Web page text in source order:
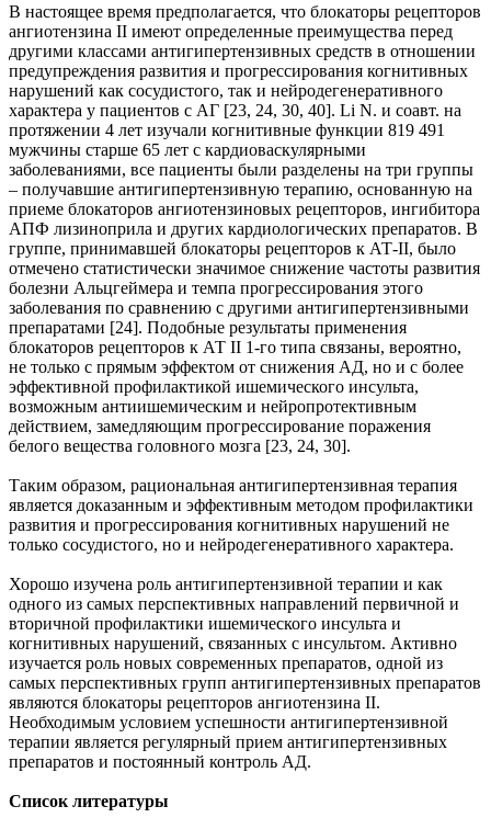
В настоящее время предполагается, что блокаторы рецепторов
ангиотензина II имеют определенные преимущества перед
другими классами антигипертензивных средств в отношении
предупреждения развития и прогрессирования когнитивных
нарушений как сосудистого, так и нейродегенеративного
характера у пациентов с АГ [23, 24, 30, 40]. Li N. и соавт. на
протяжении 4 лет изучали когнитивные функции 819 491
мужчины старше 65 лет с кардиоваскулярными
заболеваниями, все пациенты были разделены на три группы
– получавшие антигипертензивную терапию, основанную на
приеме блокаторов ангиотензиновых рецепторов, ингибитора
АПФ лизиноприла и других кардиологических препаратов. В
группе, принимавшей блокаторы рецепторов к АТ-II, было
отмечено статистически значимое снижение частоты развития
болезни Альцгеймера и темпа прогрессирования этого
заболевания по сравнению с другими антигипертензивными
препаратами [24]. Подобные результаты применения
блокаторов рецепторов к АТ II 1-го типа связаны, вероятно,
не только с прямым эффектом от снижения АД, но и с более
эффективной профилактикой ишемического инсульта,
возможным антиишемическим и нейропротективным
действием, замедляющим прогрессирование поражения
белого вещества головного мозга [23, 24, 30].
Таким образом, рациональная антигипертензивная терапия
является доказанным и эффективным методом профилактики
развития и прогрессирования когнитивных нарушений не
только сосудистого, но и нейродегенеративного характера.
Хорошо изучена роль антигипертензивной терапии и как
одного из самых перспективных направлений первичной и
вторичной профилактики ишемического инсульта и
когнитивных нарушений, связанных с инсультом. Активно
изучается роль новых современных препаратов, одной из
самых перспективных групп антигипертензивных препаратов
являются блокаторы рецепторов ангиотензина II.
Необходимым условием успешности антигипертензивной
терапии является регулярный прием антигипертензивных
препаратов и постоянный контроль АД.
Список литературы